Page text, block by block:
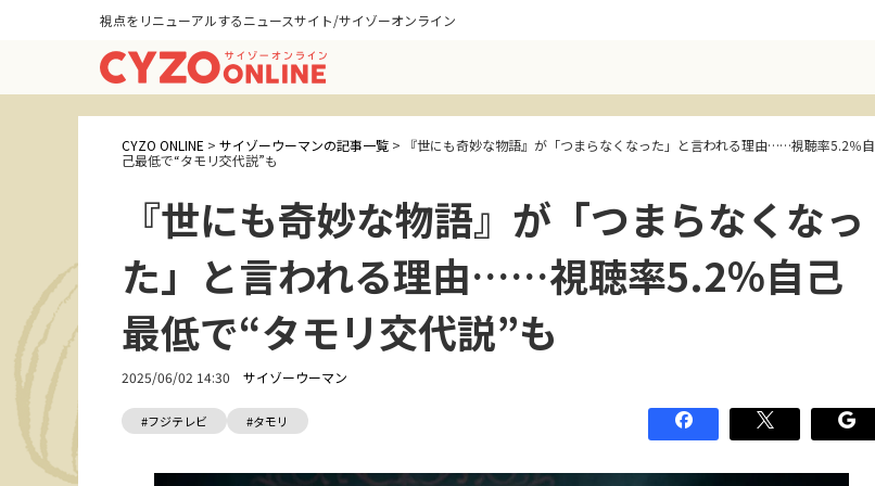
視点をリニューアルするニュースサイト/サイゾーオンライン
CYZO ONLINE > サイゾーウーマンの記事一覧 >
『世にも奇妙な物語』が「つまらなくなった」と言われる理由……視聴率5.2％自
己最低で“タモリ交代説”も
『世にも奇妙な物語』が「つまらなくなっ
た」と言われる理由……視聴率5.2％自己
最低で“タモリ交代説”も
2025/06/02 14:30 サイゾーウーマン
#フジテレビ #タモリ